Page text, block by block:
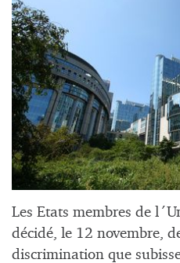
Les Etats membres de
décidé, le 12 novembre,
discrimination que